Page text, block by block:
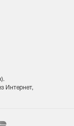
).
Интернет,